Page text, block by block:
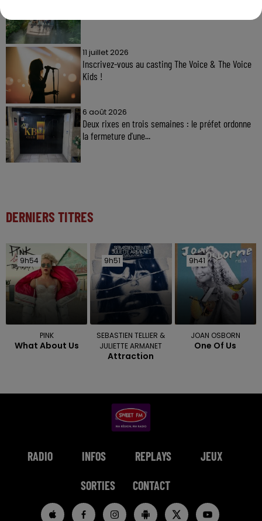
11 juillet 2026
Inscrivez-vous au casting The Voice & The Voice
Kids !
6 août 2026
Deux rixes en trois semaines : le préfet ordonne
la fermeture d'une...
DERNIERS TITRES
9h54
9h54
PINK
What About Us
9h51
9h51
SEBASTIEN TELLIER &
JULIETTE ARMANET
Attraction
9h41
9h41
JOAN OSBORN
One Of Us
RADIO INFOS REPLAYS JEUX
SORTIES CONTACT